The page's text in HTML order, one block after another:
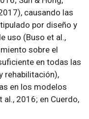
causando las
por diseño y
uso (Buso et al.,
sobre el
en todas las
rehabilitación),
en los modelos
2016; en Cuerdo,